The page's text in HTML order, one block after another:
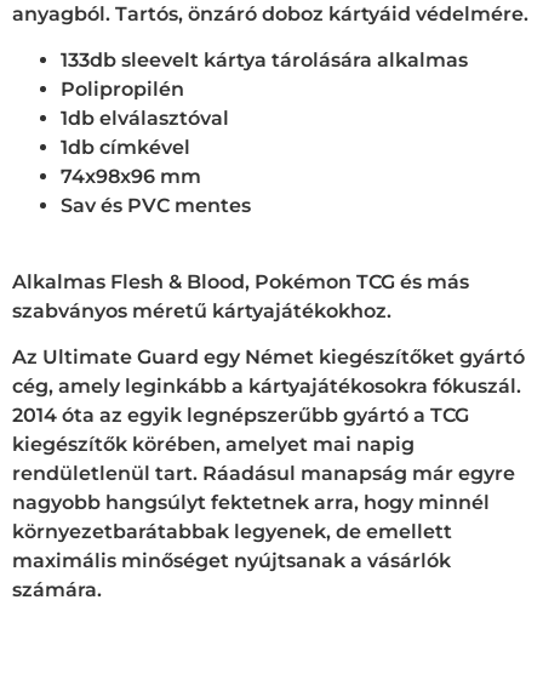
anyagból. Tartós, önzáró doboz kártyáid védelmére.
133db sleevelt kártya tárolására alkalmas
Polipropilén
1db elválasztóval
1db címkével
74x98x96 mm
Sav és PVC mentes
Alkalmas Flesh & Blood, Pokémon TCG és más
szabványos méretű kártyajátékokhoz.
Az Ultimate Guard egy Német kiegészítőket gyártó
cég, amely leginkább a kártyajátékosokra fókuszál.
2014 óta az egyik legnépszerűbb gyártó a TCG
kiegészítők körében, amelyet mai napig
rendületlenül tart. Ráadásul manapság már egyre
nagyobb hangsúlyt fektetnek arra, hogy minnél
környezetbarátabbak legyenek, de emellett
maximális minőséget nyújtsanak a vásárlók
számára.